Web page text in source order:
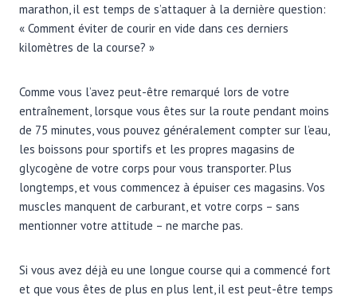
marathon, il est temps de s’attaquer à la dernière question:
« Comment éviter de courir en vide dans ces derniers
kilomètres de la course? »
Comme vous l’avez peut-être remarqué lors de votre
entraînement, lorsque vous êtes sur la route pendant moins
de 75 minutes, vous pouvez généralement compter sur l’eau,
les boissons pour sportifs et les propres magasins de
glycogène de votre corps pour vous transporter. Plus
longtemps, et vous commencez à épuiser ces magasins. Vos
muscles manquent de carburant, et votre corps – sans
mentionner votre attitude – ne marche pas.
Si vous avez déjà eu une longue course qui a commencé fort
et que vous êtes de plus en plus lent, il est peut-être temps